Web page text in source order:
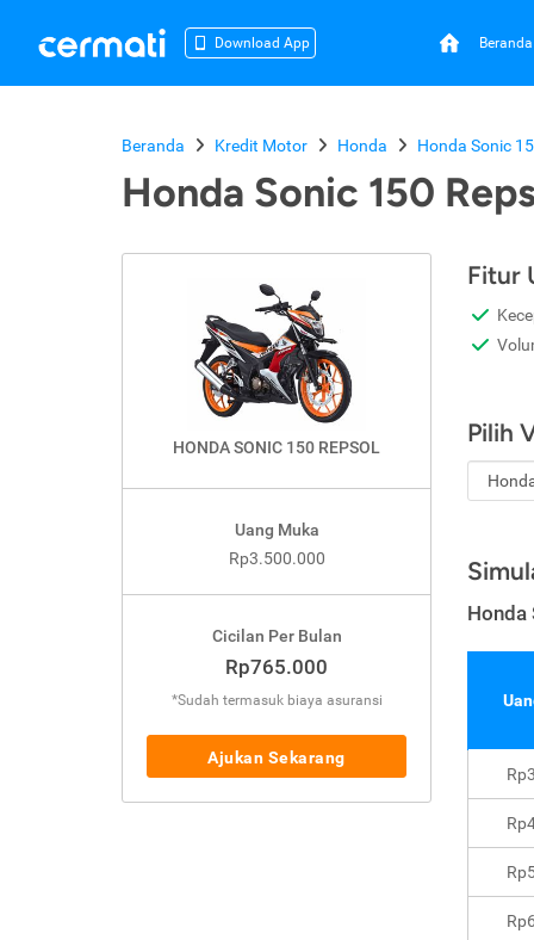
Download App Beranda
Beranda Kredit Motor Honda Honda Sonic
Honda Sonic 150
HONDA SONIC 150 REPSOL
Uang Muka
Rp3.500.000
Cicilan Per Bulan
Rp765.000
*Sudah termasuk biaya asuransi
Ajukan Sekarang
Fitur
Pilih
Honda